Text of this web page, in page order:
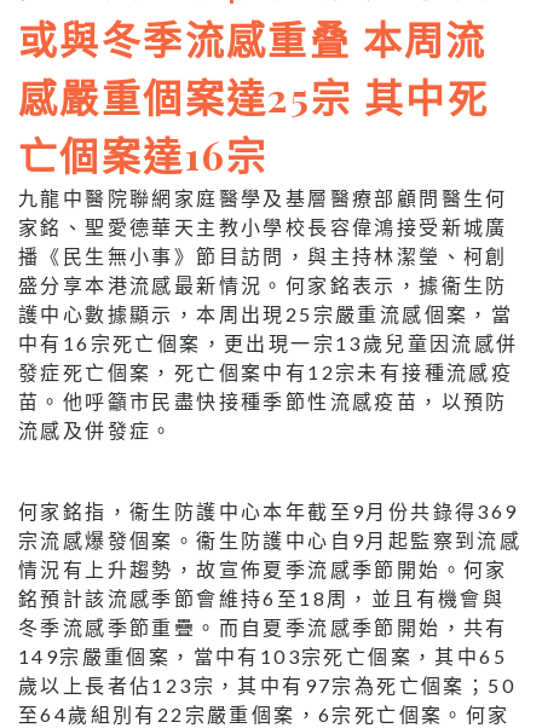
或與冬季流感重叠 本周流
感嚴重個案達25宗 其中死
亡個案達16宗
九龍中醫院聯網家庭醫學及基層醫療部顧問醫生何
家銘、聖愛德華天主教小學校長容偉鴻接受新城廣
播《民生無小事》節目訪問，與主持林潔瑩、柯創
盛分享本港流感最新情況。何家銘表示，據衞生防
護中心數據顯示，本周出現25宗嚴重流感個案，當
中有16宗死亡個案，更出現一宗13歲兒童因流感併
發症死亡個案，死亡個案中有12宗未有接種流感疫
苗。他呼籲市民盡快接種季節性流感疫苗，以預防
流感及併發症。
何家銘指，衞生防護中心本年截至9月份共錄得369
宗流感爆發個案。衞生防護中心自9月起監察到流感
情況有上升趨勢，故宣佈夏季流感季節開始。何家
銘預計該流感季節會維持6至18周，並且有機會與
冬季流感季節重疊。而自夏季流感季節開始，共有
149宗嚴重個案，當中有103宗死亡個案，其中65
歲以上長者佔123宗，其中有97宗為死亡個案；50
至64歲組別有22宗嚴重個案，6宗死亡個案。何家